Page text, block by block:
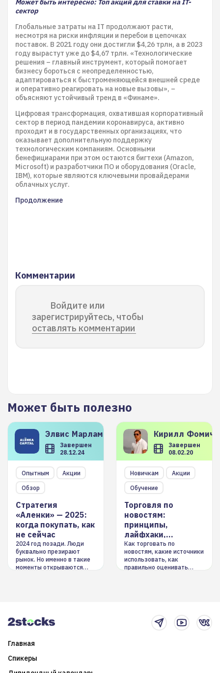
Может быть интересно: Топ акций для ставки на IT-
сектор
Глобальные затраты на IT продолжают расти,
несмотря на риски инфляции и перебои в цепочках
поставок. В 2021 году они достигли $4,26 трлн, а в 2023
году вырастут уже до $4,67 трлн. «Технологические
решения – главный инструмент, который помогает
бизнесу бороться с неопределенностью,
адаптироваться к быстроменяющейся внешней среде
и оперативно реагировать на новые вызовы», –
объясняют устойчивый тренд в «Финаме».
Цифровая трансформация, охватившая корпоративный
сектор в период пандемии коронавируса, активно
проходит и в государственных организациях, что
оказывает дополнительную поддержку
технологическим компаниям. Основными
бенефициарами при этом остаются бигтехи (Amazon,
Microsoft) и разработчики ПО и оборудования (Oracle,
IBM), которые являются ключевыми провайдерами
облачных услуг.
Продолжение
Комментарии
Войдите или
зарегистрируйтесь, чтобы
оставлять комментарии
Может быть полезно
Элвис Марламов
Завершен
28.12.24
Опытным
Акции
Обзор
Стратегия
«Аленки» — 2025:
когда покупать, как
не сейчас
2024 год позади. Люди
буквально презирают
рынок. Но именно в такие
моменты открываются
Кирилл
Завершен
08.02.20
Новичкам
Акции
Обучение
Торговля по
новостям:
принципы,
лайфхаки,
инструменты
Как торговать по
новостям, какие источники
использовать, как
правильно оценивать
Главная
Спикеры